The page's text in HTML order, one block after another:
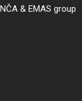
& EMAS group